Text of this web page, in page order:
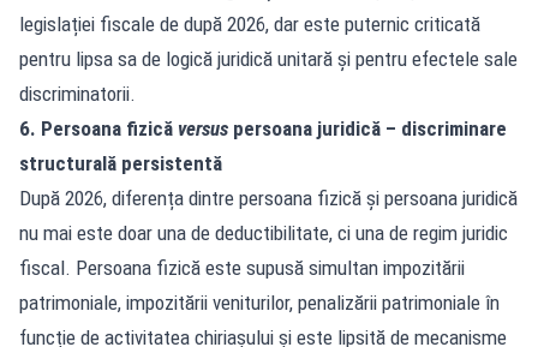
legislației fiscale de după 2026, dar este puternic criticată
pentru lipsa sa de logică juridică unitară și pentru efectele sale
discriminatorii.
6. Persoana fizică versus persoana juridică – discriminare
structurală persistentă
După 2026, diferența dintre persoana fizică și persoana juridică
nu mai este doar una de deductibilitate, ci una de regim juridic
fiscal. Persoana fizică este supusă simultan impozitării
patrimoniale, impozitării veniturilor, penalizării patrimoniale în
funcție de activitatea chiriașului și este lipsită de mecanisme